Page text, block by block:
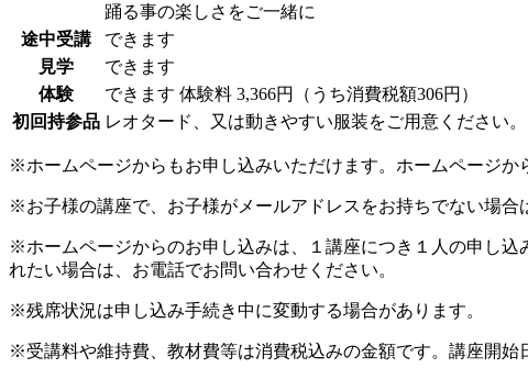
踊る事の楽しさをご一緒に
途中受講
できます
見学
できます
体験
できます 体験料 3,366円（うち消費税額306円）
初回持参品 レオタード、又は動きやすい服装をご用意ください。
※ホームページからもお申し込みいただけます。ホームページ
※お子様の講座で、お子様がメールアドレスをお持ちでない場合
※ホームページからのお申し込みは、１講座につき１人の申し
れたい場合は、お電話でお問い合わせください。
※残席状況は申し込み手続き中に変動する場合があります。
※受講料や維持費、教材費等は消費税込みの金額です。講座開始